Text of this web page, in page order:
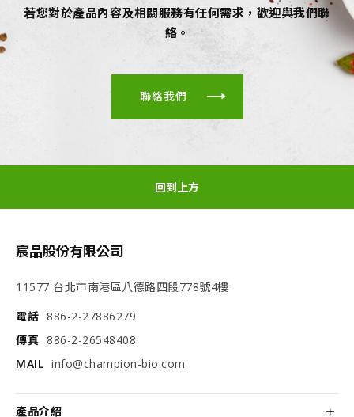
若您對於產品內容及相關服務有任何需求，歡迎與我們聯
絡。
聯絡我們
回到上方
宸品股份有限公司
11577 台北市南港區八德路四段778號4樓
電話 886-2-27886279
傳真 886-2-26548408
MAIL info@champion-bio.com
產品介紹